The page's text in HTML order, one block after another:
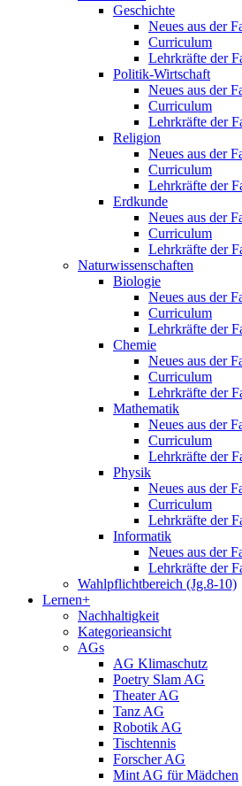
Geschichte
Neues aus der
Curriculum
Lehrkräfte der
Politik-Wirtschaft
Neues aus der
Curriculum
Lehrkräfte der
Religion
Neues aus der
Curriculum
Lehrkräfte der
Erdkunde
Neues aus der
Curriculum
Lehrkräfte der
Naturwissenschaften
Biologie
Neues aus der
Curriculum
Lehrkräfte der
Chemie
Neues aus der
Curriculum
Lehrkräfte der
Mathematik
Neues aus der
Curriculum
Lehrkräfte der
Physik
Neues aus der
Curriculum
Lehrkräfte der
Informatik
Neues aus der
Lehrkräfte der
Wahlpflichtbereich (Jg.8-10)
Lernen+
Nachhaltigkeit
Kategorieansicht
AGs
AG Klimaschutz
Poetry Slam AG
Theater AG
Tanz AG
Robotik AG
Tischtennis
Forscher AG
Mint AG für Mädchen